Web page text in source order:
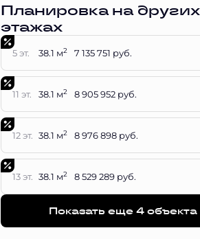
Планировка на других
этажах
5 эт. 38.1 м2 7 135 751 руб.
11 эт. 38.1 м2 8 905 952 руб.
12 эт. 38.1 м2 8 976 898 руб.
13 эт. 38.1 м2 8 529 289 руб.
Показать еще 4 объектa